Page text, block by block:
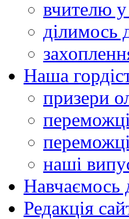
вчителю
ділимось
Наша
призери
наші
Навчаємось
Редакція